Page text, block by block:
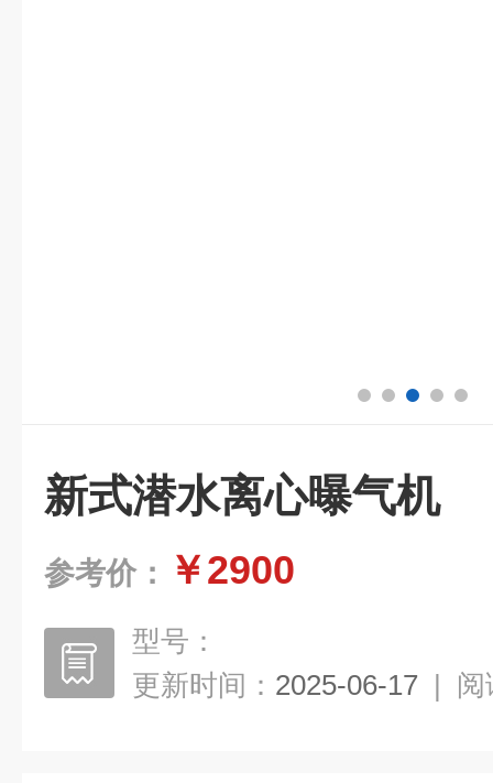
新式潜水离心曝气机
参考价： ￥2900
型号：
更新时间： 2025-06-17 | 阅